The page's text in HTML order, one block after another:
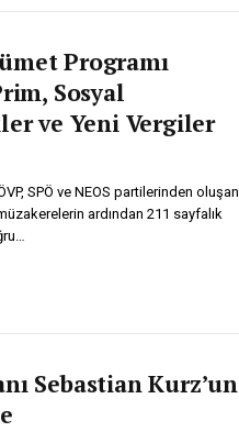
Programı
Sosyal
ve Yeni Vergiler
SPÖ ve NEOS partilerinden oluşan
ardından 211 sayfalık
Sebastian Kurz’un